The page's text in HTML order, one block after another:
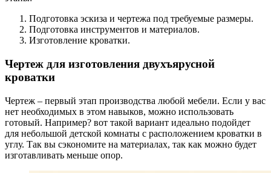
Подготовка эскиза и чертежа под требуемые размеры.
Подготовка инструментов и материалов.
Изготовление кроватки.
Чертеж для изготовления двухъярусной
кроватки
Чертеж – первый этап производства любой мебели. Если у вас
нет необходимых в этом навыков, можно использовать
готовый. Например? вот такой вариант идеально подойдет
для небольшой детской комнаты с расположением кроватки в
углу. Так вы сэкономите на материалах, так как можно будет
изготавливать меньше опор.